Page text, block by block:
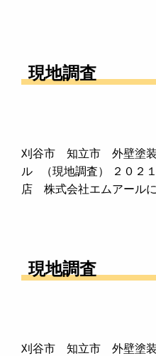
現地調査
刈谷市 知立市 外壁塗
ル （現地調査） ２０２
店 株式会社エムアール
現地調査
刈谷市 知立市 外壁塗